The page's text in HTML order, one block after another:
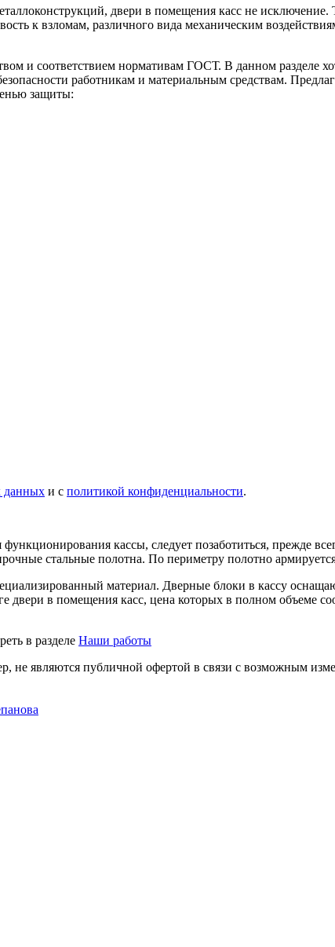
двери в помещения касс не
к взломам, различного вида механическим
и соответствием нормативам ГОСТ. В данном разделе
работникам и материальным средствам.
защиты:
данных и с политикой конфиденциальности.
кассы, следует позаботиться, прежде
стальные полотна. По периметру полотно
материал. Дверные блоки в кассу
двери в помещения касс, цена которых в полном объеме
в разделе Наши работы
не являются публичной офертой в связи с возможным